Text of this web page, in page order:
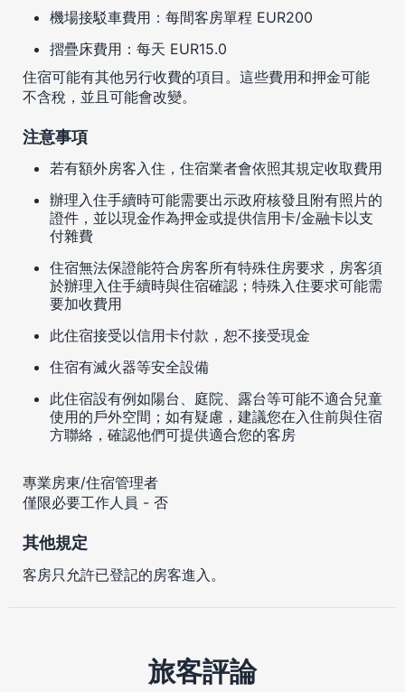
機場接駁車費用：每間客房單程 EUR200
摺疊床費用：每天 EUR15.0
住宿可能有其他另行收費的項目。這些費用和押金可能
不含稅，並且可能會改變。
注意事項
若有額外房客入住，住宿業者會依照其規定收取費用
辦理入住手續時可能需要出示政府核發且附有照片的
證件，並以現金作為押金或提供信用卡/金融卡以支
付雜費
住宿無法保證能符合房客所有特殊住房要求，房客須
於辦理入住手續時與住宿確認；特殊入住要求可能需
要加收費用
此住宿接受以信用卡付款，恕不接受現金
住宿有滅火器等安全設備
此住宿設有例如陽台、庭院、露台等可能不適合兒童
使用的戶外空間；如有疑慮，建議您在入住前與住宿
方聯絡，確認他們可提供適合您的客房
專業房東/住宿管理者
僅限必要工作人員 - 否
其他規定
客房只允許已登記的房客進入。
旅客評論